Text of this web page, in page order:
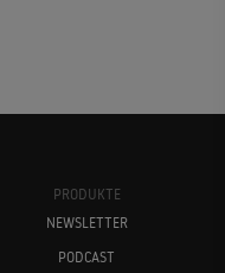
PRODUKTE
NEWSLETTER
PODCAST